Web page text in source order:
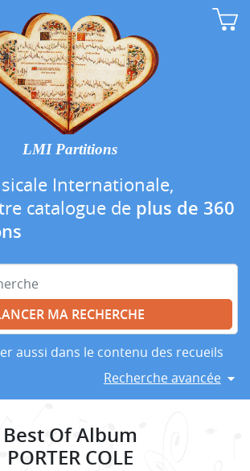
LMI Partitions
Internationale,
catalogue de plus de 360
aussi dans le contenu des recueils
Recherche avancée
Best Of Album
PORTER COLE